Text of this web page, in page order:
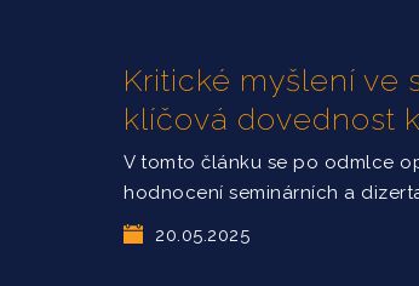
Kritické myšlení ve
klíčová dovednost
V tomto článku se po odmlce
hodnocení seminárních a
20.05.2025